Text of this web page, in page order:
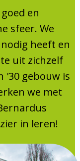
(MR)
en
sfeer. We
heeft en
uit zichzelf
'30 gebouw is
we met
in leren!